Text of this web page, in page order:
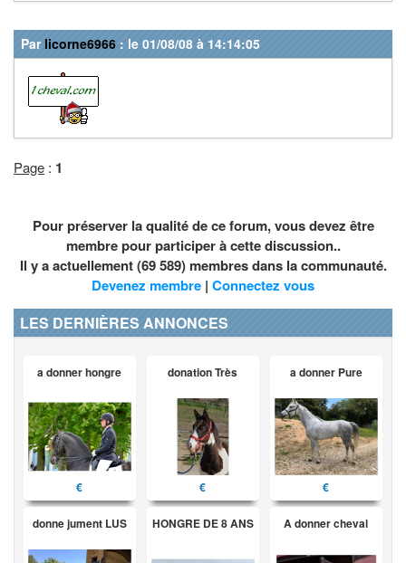
Par licorne6966 : le 01/08/08 à 14:14:05
Page : 1
Pour préserver la qualité de ce forum, vous devez être
membre pour participer à cette discussion..
Il y a actuellement (69 589) membres dans la communauté.
Devenez membre | Connectez vous
LES DERNIÈRES ANNONCES
a donner hongre
€
donation Très
€
a donner Pure
€
donne jument LUS HONGRE DE 8 ANS A donner cheval